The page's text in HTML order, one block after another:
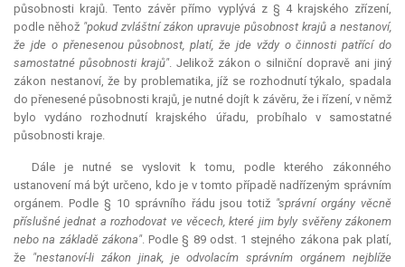
působnosti krajů. Tento závěr přímo vyplývá z § 4 krajského zřízení,
podle něhož "pokud zvláštní zákon upravuje působnost krajů a nestanoví,
že jde o přenesenou působnost, platí, že jde vždy o činnosti patřící do
samostatné působnosti krajů". Jelikož zákon o silniční dopravě ani jiný
zákon nestanoví, že by problematika, jíž se rozhodnutí týkalo, spadala
do přenesené působnosti krajů, je nutné dojít k závěru, že i řízení, v němž
bylo vydáno rozhodnutí krajského úřadu, probíhalo v samostatné
působnosti kraje.
Dále je nutné se vyslovit k tomu, podle kterého zákonného
ustanovení má být určeno, kdo je v tomto případě nadřízeným správním
orgánem. Podle § 10 správního řádu jsou totiž "správní orgány věcně
příslušné jednat a rozhodovat ve věcech, které jim byly svěřeny zákonem
nebo na základě zákona". Podle § 89 odst. 1 stejného zákona pak platí,
že "nestanoví-li zákon jinak, je odvolacím správním orgánem nejblíže